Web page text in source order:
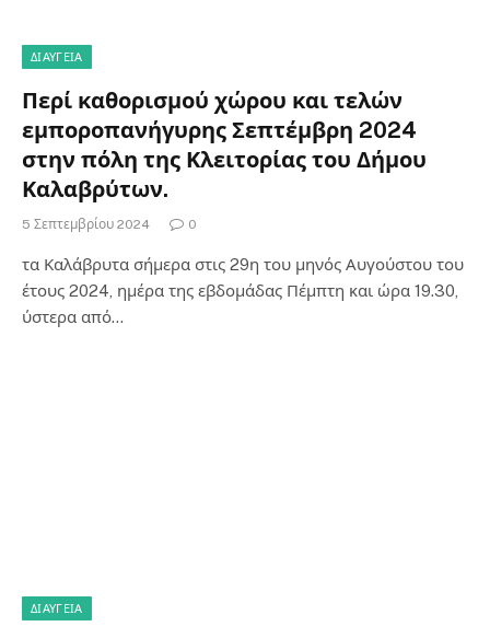
ΔΙΑΎΓΕΙΑ
Περί καθορισμού χώρου και τελών
εμποροπανήγυρης Σεπτέμβρη 2024
στην πόλη της Κλειτορίας του Δήμου
Καλαβρύτων.
5 Σεπτεμβρίου 2024 0
τα Καλάβρυτα σήμερα στις 29η του μηνός Αυγούστου του
έτους 2024, ημέρα της εβδομάδας Πέμπτη και ώρα 19.30,
ύστερα από…
ΔΙΑΎΓΕΙΑ